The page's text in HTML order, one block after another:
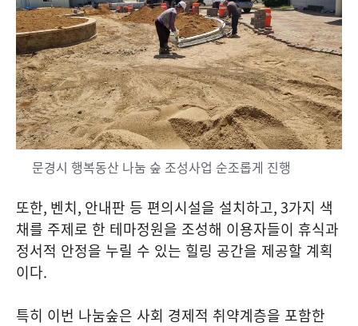
문경시 행복동산 나눔 숲 조성사업 순조롭게 진행
또한, 벤치, 안내판 등 편의시설을 설치하고, 3가지 색
채를 주제로 한 테마정원을 조성해 이용자들이 휴식과
정서적 안정을 누릴 수 있는 힐링 공간을 제공할 계획
이다.
특히 이번 나눔숲은 사회 경제적 취약계층을 포함한